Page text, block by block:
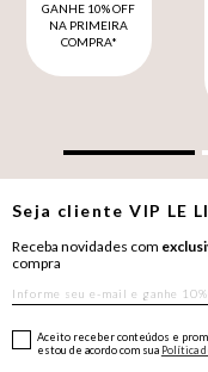
GANHE 10% OFF
NA PRIMEIRA
COMPRA*
Seja clienteVIP LE
Receba novidades com
compra
Aceito receber conteúdos e
estou de acordo com sua Política